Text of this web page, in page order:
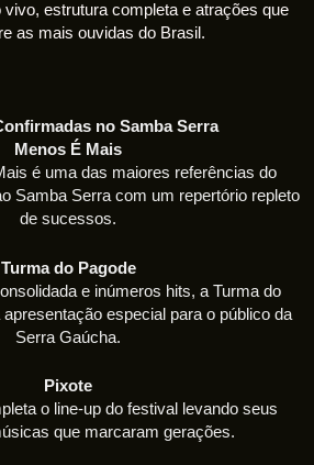
estrutura completa e atrações que
as mais ouvidas do Brasil.
no Samba Serra
Menos É Mais
é uma das maiores referências do
Samba Serra com um repertório repleto
de sucessos.
Turma do Pagode
e inúmeros hits, a Turma do
especial para o público da
Serra Gaúcha.
Pixote
o line-up do festival levando seus
que marcaram gerações.